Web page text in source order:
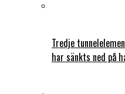
Tredje
har sänkts ned på